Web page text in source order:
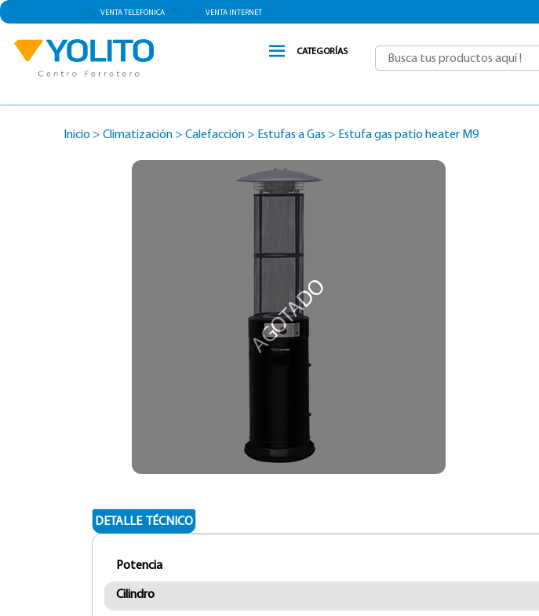
VENTA TELEFÓNICA VENTA INTERNET
CATEGORÍAS
Inicio > Climatización > Calefacción > Estufas a Gas > Estufa gas patio heater M9
AGOTADO
DETALLE TÉCNICO
Potencia
Cilindro